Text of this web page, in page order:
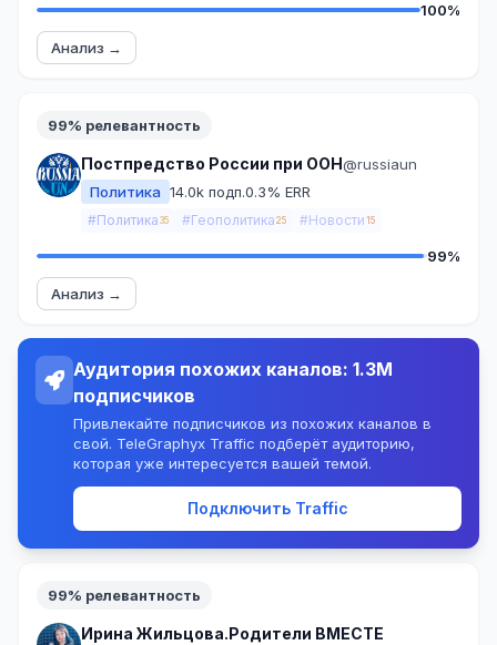
100%
Анализ →
99% релевантность
Постпредство России при ООН@russiaun
Политика 14.0k подп.0.3% ERR
#Политика 35 #Геополитика 25 #Новости 15
99%
Анализ →
Аудитория похожих каналов: 1.3M
подписчиков
Привлекайте подписчиков из похожих каналов в
свой. TeleGraphyx Traffic подберёт аудиторию,
которая уже интересуется вашей темой.
Подключить Traffic
99% релевантность
Ирина Жильцова.Родители ВМЕСТЕ